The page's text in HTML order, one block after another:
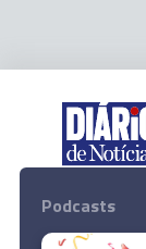
Podcasts